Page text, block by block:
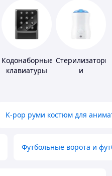
Кодонаборные
клавиатуры
Стерилизаторы
и
K-pop руми костюм для
Футбольные ворота и